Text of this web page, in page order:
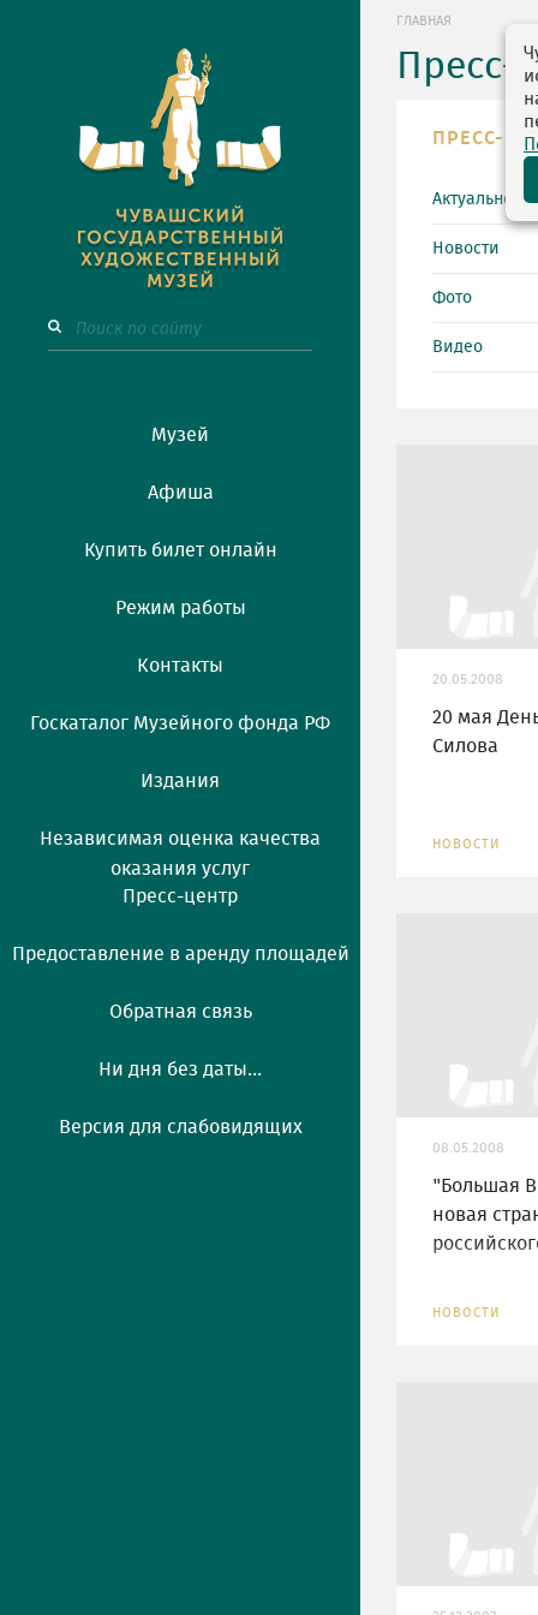
Музей
Афиша
Купить билет онлайн
Режим работы
Контакты
Госкаталог Музейного фонда РФ
Издания
Независимая оценка качества
оказания услуг
Пресс-центр
Предоставление в аренду площадей
Обратная связь
Ни дня без даты...
Версия для слабовидящих
ГЛАВНАЯ
Пресс-
ПРЕСС-
Актуально
Новости
Фото
Видео
20.05.2008
20 мая
Силова
НОВОСТИ
08.05.2008
"Большая
новая
НОВОСТИ